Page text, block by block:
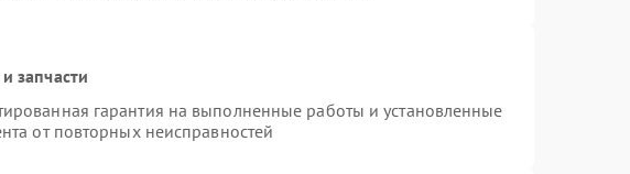
запчасти
гарантия на выполненные работы и установленные
от повторных неисправностей